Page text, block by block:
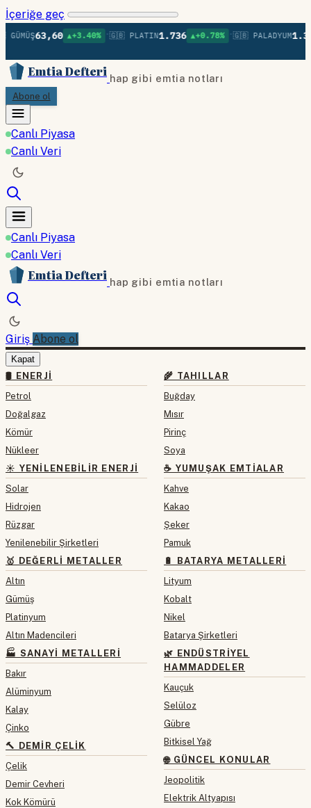
İçeriğe geç
63,60 ▲+3.40% •🇬🇧 PLATIN1.736 ▲+0.78% •🇬🇧 PALADYUM1.379
Emtia Defteri hap gibi emtia notları
Abone ol
Canlı Piyasa
Canlı Veri
Canlı Piyasa
Canlı Veri
Emtia Defteri hap gibi emtia notları
Giriş Abone ol
Kapat
🛢 ENERJI
Petrol
Doğalgaz
Kömür
Nükleer
☀️ YENILENEBILIR ENERJI
Solar
Hidrojen
Rüzgar
Yenilenebilir Şirketleri
🥇 DEĞERLI METALLER
Altın
Gümüş
Platinyum
Altın Madencileri
🏭 SANAYI METALLERI
Bakır
Alüminyum
Kalay
Çinko
🔨 DEMIR ÇELIK
Çelik
Demir Cevheri
Kok Kömürü
🌾 TAHILLAR
Buğday
Mısır
Pirinç
Soya
☕ YUMUŞAK EMTIALAR
Kahve
Kakao
Şeker
Pamuk
🔋 BATARYA METALLERI
Lityum
Kobalt
Nikel
Batarya Şirketleri
🌿 ENDÜSTRIYEL
HAMMADDELER
Kauçuk
Selüloz
Gübre
Bitkisel Yağ
🌐 GÜNCEL KONULAR
Jeopolitik
Elektrik Altyapısı